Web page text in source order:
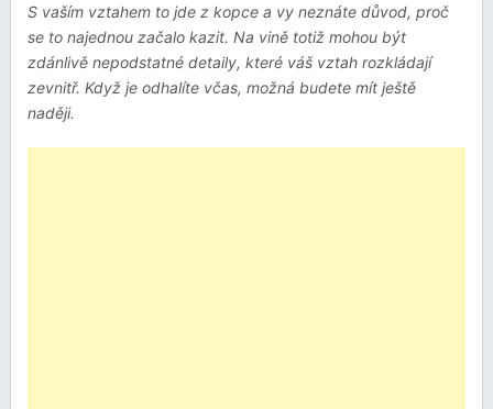
S vaším vztahem to jde z kopce a vy neznáte důvod, proč
se to najednou začalo kazit. Na vině totiž mohou být
zdánlivě nepodstatné detaily, které váš vztah rozkládají
zevnitř. Když je odhalíte včas, možná budete mít ještě
naději.